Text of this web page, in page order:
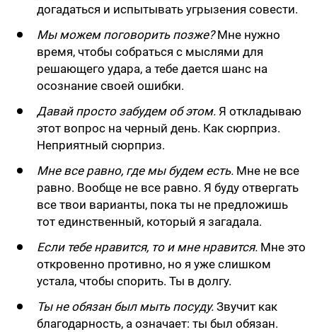
догадаться и испытывать угрызения совести.
Мы можем поговорить позже?Мне нужно
время, чтобы собраться с мыслями для
решающего удара, а тебе дается шанс на
осознание своей ошибки.
Давай просто забудем об этом. Я откладываю
этот вопрос на черный день. Как сюрприз.
Неприятный сюрприз.
Мне все равно, где мы будем есть. Мне не все
равно. Вообще не все равно. Я буду отвергать
все твои варианты, пока ты не предложишь
тот единственный, который я загадала.
Если тебе нравится, то и мне нравится. Мне это
откровенно противно, но я уже слишком
устала, чтобы спорить. Ты в долгу.
Ты не обязан был мыть посуду. Звучит как
благодарность, а означает: ты был обязан.